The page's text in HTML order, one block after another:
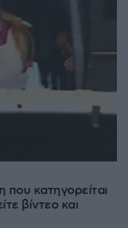
κατηγορείται
βίντεο και